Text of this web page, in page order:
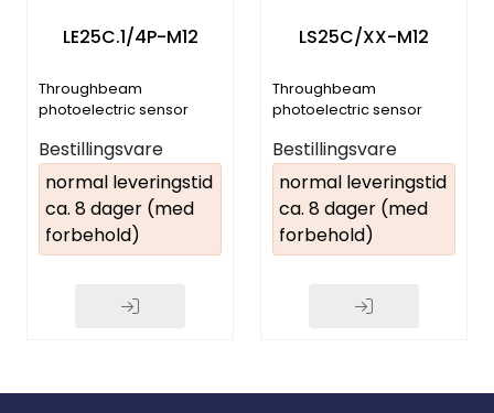
LE25C.1/4P-M12
Throughbeam
photoelectric sensor
Bestillingsvare
normal leveringstid
ca. 8 dager (med
forbehold)
LS25C/XX-M12
Throughbeam
photoelectric sensor
Bestillingsvare
normal leveringstid
ca. 8 dager (med
forbehold)